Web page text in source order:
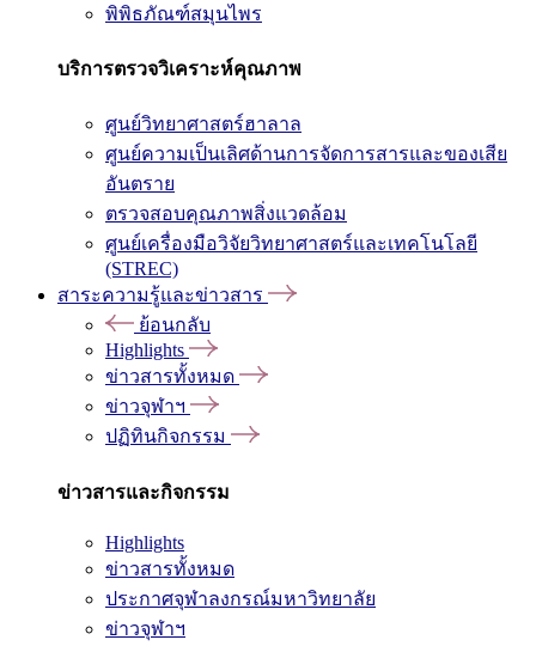
พิพิธภัณฑ์สมุนไพร
บริการตรวจวิเคราะห์คุณภาพ
ศูนย์วิทยาศาสตร์ฮาลาล
ศูนย์ความเป็นเลิศด้านการจัดการสารและของเสีย
อันตราย
ตรวจสอบคุณภาพสิ่งแวดล้อม
ศูนย์เครื่องมือวิจัยวิทยาศาสตร์และเทคโนโลยี
(STREC)
สาระความรู้และข่าวสาร
ย้อนกลับ
Highlights
ข่าวสารทั้งหมด
ข่าวจุฬาฯ
ปฏิทินกิจกรรม
ข่าวสารและกิจกรรม
Highlights
ข่าวสารทั้งหมด
ประกาศจุฬาลงกรณ์มหาวิทยาลัย
ข่าวจุฬาฯ